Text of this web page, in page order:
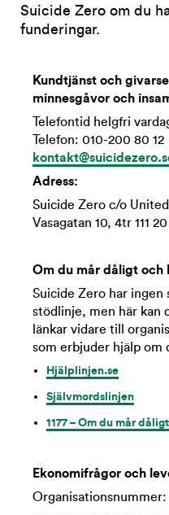
Suicide Zero om du
funderingar.
Kundtjänst och
minnesgåvor och
Telefontid helgfri
Telefon: 010-200 80 12
Adress:
Suicide Zero c/o
Vasagatan 10, 4tr 111
Om du mår dåligt och
Suicide Zero har
stödlinje, men här kan
länkar vidare till
som erbjuder hjälp om
Hjälplinjen.se
Självmordslinjen
1177 – Om du mår
Ekonomifrågor och
Organisationsnummer: